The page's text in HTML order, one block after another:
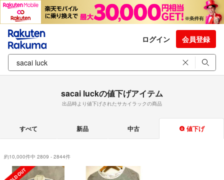
ログイン 会員登録
sacai luckの値下げアイテム
出品時より値下げされたサカイラックの商品
すべて 新品 中古 値下げ
約10,000件中 2809 - 2844件